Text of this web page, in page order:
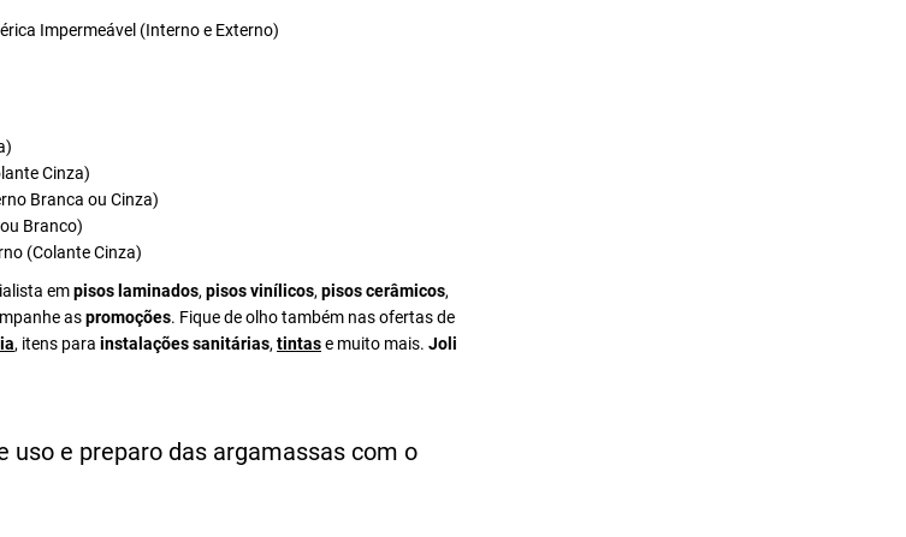
Impermeável (Interno e Externo)
Cinza)
Branca ou Cinza)
Branco)
(Colante Cinza)
empisos laminados, pisos vinílicos, pisos cerâmicos,
aspromoções. Fique de olho também nas ofertas de
, itens para instalações sanitárias, tintase muito mais. Joli
uso e preparo das argamassas com o